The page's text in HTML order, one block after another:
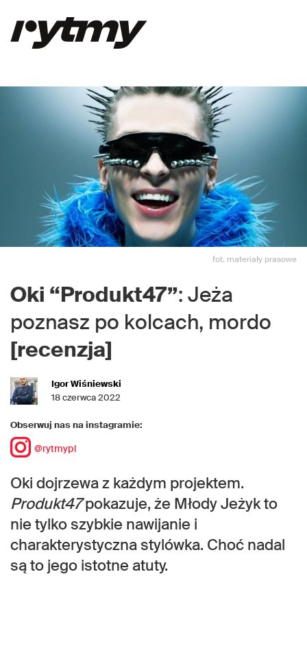
fot. materiały prasowe
Oki “Produkt47”: Jeża
poznasz po kolcach, mordo
[recenzja]
Igor Wiśniewski
18 czerwca 2022
Obserwuj nas na instagramie:
@rytmypl
Oki dojrzewa z każdym projektem.
Produkt47pokazuje, że Młody Jeżyk to
nie tylko szybkie nawijanie i
charakterystyczna stylówka. Choć nadal
są to jego istotne atuty.